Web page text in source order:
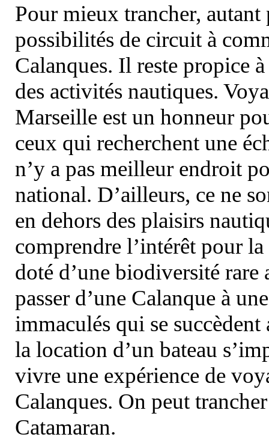
Pour mieux trancher, autant
possibilités de circuit à
Calanques. Il reste propice
des activités nautiques.
Marseille est un honneur
ceux qui recherchent une
n’y a pas meilleur endroit
national. D’ailleurs, ce ne
en dehors des plaisirs
comprendre l’intérêt pour
doté d’une biodiversité
passer d’une Calanque à
immaculés qui se
la location d’un bateau
vivre une expérience de
Calanques. On peut
Catamaran.